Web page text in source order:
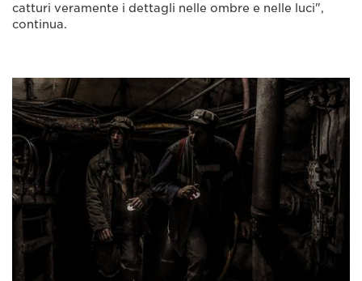
catturi veramente i dettagli nelle ombre e nelle luci",
continua.